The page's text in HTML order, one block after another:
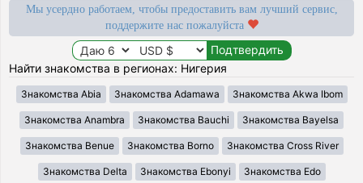
Мы усердно работаем, чтобы предоставить вам лучший сервис,
поддержите нас пожалуйста
Найти знакомства в регионах: Нигерия
Знакомства Abia Знакомства Adamawa Знакомства Akwa Ibom
Знакомства Anambra Знакомства Bauchi Знакомства Bayelsa
Знакомства Benue Знакомства Borno Знакомства Cross River
Знакомства Delta Знакомства Ebonyi Знакомства Edo